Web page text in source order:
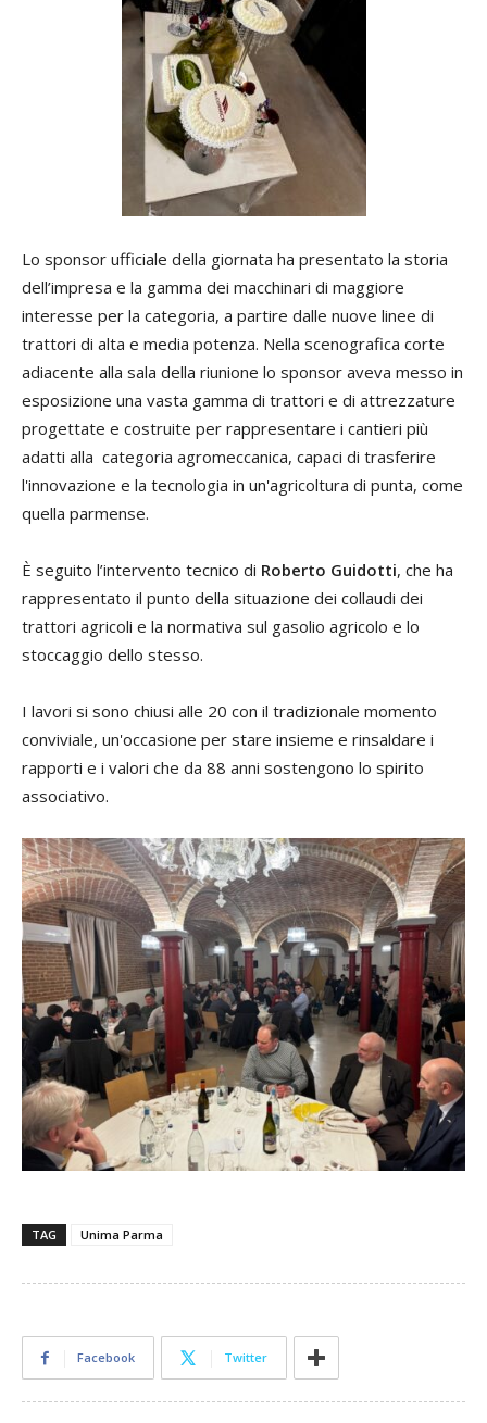
Lo sponsor ufficiale della giornata ha presentato la storia
dell’impresa e la gamma dei macchinari di maggiore
interesse per la categoria, a partire dalle nuove linee di
trattori di alta e media potenza. Nella scenografica corte
adiacente alla sala della riunione lo sponsor aveva messo in
esposizione una vasta gamma di trattori e di attrezzature
progettate e costruite per rappresentare i cantieri più
adatti alla categoria agromeccanica, capaci di trasferire
l'innovazione e la tecnologia in un'agricoltura di punta, come
quella parmense.
È seguito l’intervento tecnico di Roberto Guidotti, che ha
rappresentato il punto della situazione dei collaudi dei
trattori agricoli e la normativa sul gasolio agricolo e lo
stoccaggio dello stesso.
I lavori si sono chiusi alle 20 con il tradizionale momento
conviviale, un'occasione per stare insieme e rinsaldare i
rapporti e i valori che da 88 anni sostengono lo spirito
associativo.
TAG Unima Parma
Facebook Twitter